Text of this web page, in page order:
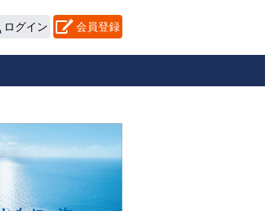
ログイン 会員登録